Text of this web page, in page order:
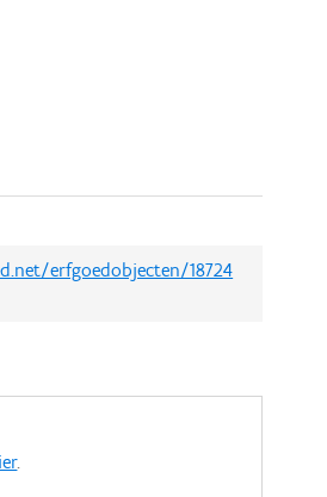
erfgoedobjecten/18724
.